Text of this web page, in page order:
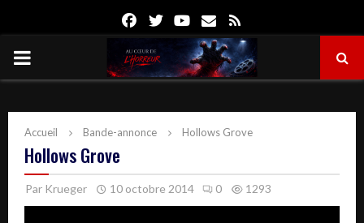
FacebookTwitterYoutube
Email
PRIMARY
Accueil Bande-annonce Hollows Grove
Hollows Grove
Par Krueger 10 octobre 2014 0 1293